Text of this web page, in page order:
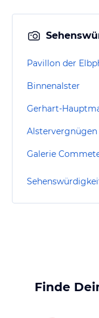
Binnenalster
Gerhart-
Alstervergnügen
Galerie
Finde